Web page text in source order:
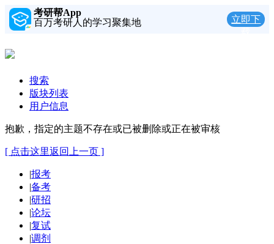
考研帮App
百万考研人的学习聚集地
立即下
搜索
版块列表
用户信息
抱歉，指定的主题不存在或已被删除或正在被审核
[ 点击这里返回上一页 ]
|报考
|备考
|研招
|论坛
|复试
|调剂